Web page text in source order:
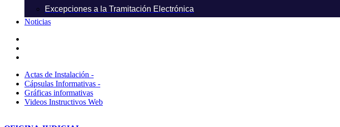
Excepciones a la Tramitación Electrónica
Noticias
Actas de Instalación -
Cápsulas Informativas -
Gráficas informativas
Videos Instructivos Web